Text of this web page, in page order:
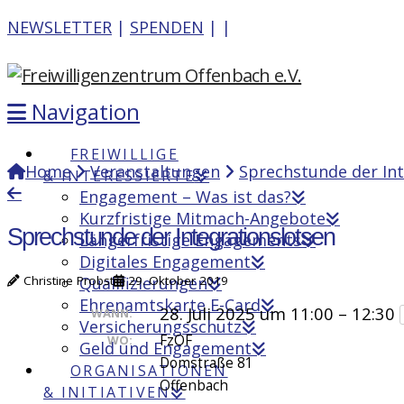
NEWSLETTER | SPENDEN | |
Navigation
FREIWILLIGE
& INTERESSIERTE
Engagement – Was ist das?
Kurzfristige Mitmach-Angebote
Längerfristige Engagements
Digitales Engagement
Qualifizierungen
Ehrenamtskarte E-Card
Versicherungsschutz
Geld und Engagement
ORGANISATIONEN
& INITIATIVEN
Home Veranstaltungen Sprechstunde der
Sprechstunde der Integrationslotsen
Christine Probst 29. Oktober 2019
WANN: 28. Juli 2025 um 11:00 – 12:30
WO:
FzOF
Domstraße 81
Offenbach